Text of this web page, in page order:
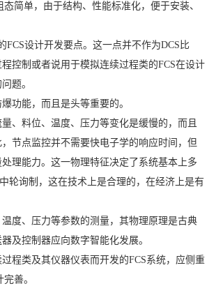
简单，由于结构、性能标准化，便于安装、
设计开发要点。这一点并不作为DCS比
控制或者说用于模拟连续过程类的FCS在设计
题。
能，而且是头等重要的。
料位、温度、压力等变化是缓慢的，而且
节点监控并不需要快电子学的响应时间，但
理能力。这一物理特征决定了系统基本上多
轮询制，这在技术上是合理的，在经济上是有
、压力等参数的测量，其物理原理是古典
及控制器应向数字智能化发展。
类及其仪器仪表而开发的FCS系统，应侧重
善。